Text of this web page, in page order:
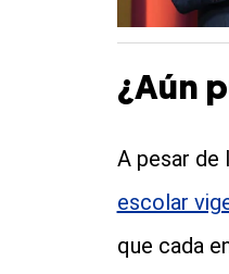
¿Aún
A pesar de
escolar
que cada